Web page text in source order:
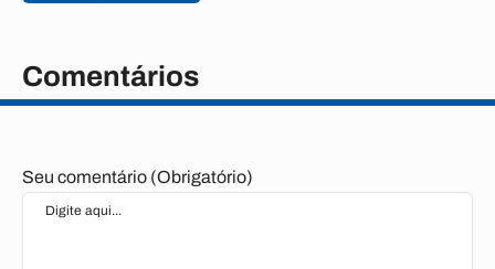
Comentários
Seu comentário (Obrigatório)